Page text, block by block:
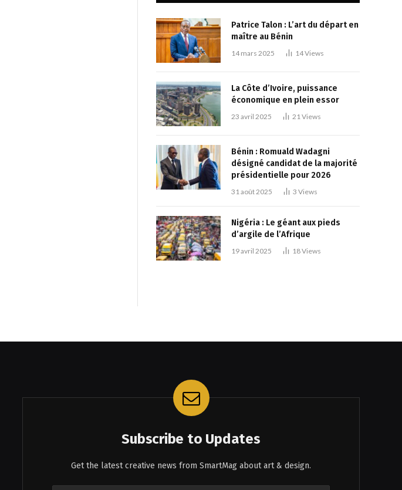
Patrice Talon : L’art du départ en
maître au Bénin
14 mars 2025 14Views
La Côte d’Ivoire, puissance
économique en plein essor
23 avril 2025 21Views
Bénin : Romuald Wadagni
désigné candidat de la majorité
présidentielle pour 2026
31 août 2025 3 Views
Nigéria : Le géant aux pieds
d’argile de l’Afrique
19 avril 2025 18Views
Subscribe to Updates
Get the latest creative news from SmartMag about art & design.